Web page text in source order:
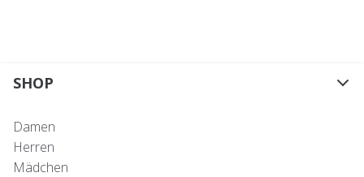
SHOP
Damen
Herren
Mädchen